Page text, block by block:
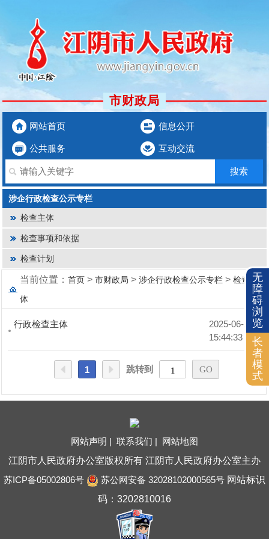
市财政局
网站首页 信息公开
公共服务 互动交流
涉企行政检查公示专栏
检查主体
检查事项和依据
检查计划
当前位置：首页 >市财政局 >涉企行政检查公示专栏 >检查主
体
行政检查主体
2025-06-23
15:44:33
1 跳转到
网站声明 | 联系我们 | 网站地图
江阴市人民政府办公室版权所有 江阴市人民政府办公室主办
苏ICP备05002806号
苏公网安备 32028102000565号网站标识
码：3202810016
无
障
碍
浏
览
长
者
模
式